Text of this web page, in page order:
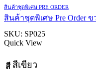
สินค้าชุดพิเศษ PRE ORDER
สินค้าชุดพิเศษ Pre Order
SKU: SP025
Quick View
สี สีเขียว